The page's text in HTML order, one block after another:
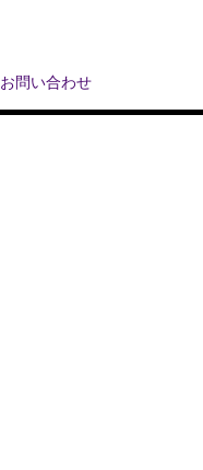
お問い合わせ